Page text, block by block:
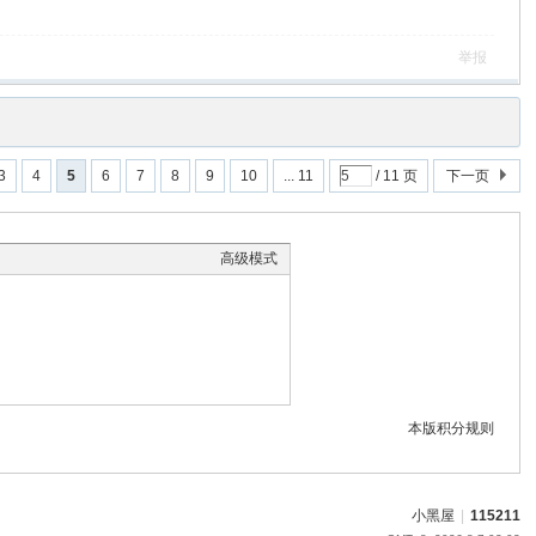
举报
4 5 6 7 8 9 10 ... 11 / 11 页 下一页
高级模式
本版积分规则
小黑屋 115211